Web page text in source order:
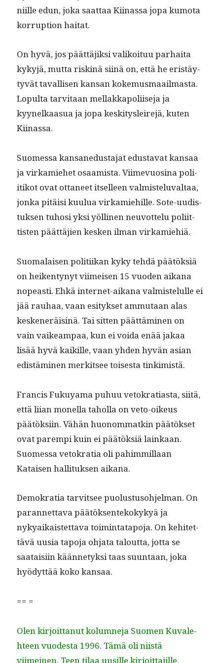
niille edun, joka saat­taa Kiinas­sa jopa kumo­ta
kor­rup­tion haitat.
On hyvä, jos päät­täjik­si valikoituu parhai­ta
kykyjä, mut­ta riskinä siinä on, että he eristäy­
tyvät taval­lisen kansan koke­mus­maail­mas­ta.
Lop­ul­ta tarvi­taan mel­lakkapoli­ise­ja ja
kyynelka­a­sua ja jopa keski­tysleire­jä, kuten
Kiinassa.
Suomes­sa kansane­dus­ta­jat edus­ta­vat kansaa
ja virkamiehet osaamista. Viime­vu­osi­na poli­
itikot ovat otta­neet itselleen valmis­telu­val­taa,
jon­ka pitäisi kuu­lua virkamiehille. Sote-uud­is­
tuk­sen tuhosi yksi yölli­nen neu­vot­telu poli­it­
tis­ten päät­täjien kesken ilman virkamiehiä.
Suo­ma­laisen poli­ti­ikan kyky tehdä päätök­siä
on heiken­tynyt viimeisen 15 vuo­den aikana
nopeasti. Ehkä inter­net-aikana valmis­telulle ei
jää rauhaa, vaan esi­tyk­set ammu­taan alas
kesken­eräis­inä. Tai sit­ten päät­tämi­nen on
vain vaikeam­paa, kun ei voi­da enää jakaa
lisää hyvä kaikille, vaan yhden hyvän asian
edis­tämi­nen merk­it­see tois­es­ta tinkimistä.
Fran­cis Fukuya­ma puhuu vetokra­ti­as­ta, siitä,
että liian monel­la tahol­la on veto-oikeus
päätök­si­in. Vähän huonom­matkin päätök­set
ovat parem­pi kuin ei päätök­siä lainkaan.
Suomes­sa vetokra­tia oli pahim­mil­laan
Kataisen hal­li­tuk­sen aikana.
Demokra­tia tarvit­see puo­lus­tu­so­hjel­man. On
paran­net­ta­va päätök­sen­tekokykyä ja
nykyaikaistet­ta­va toim­intat­apo­ja. On kehitet­
tävä uusia tapo­ja ohja­ta talout­ta, jot­ta se
saataisi­in kään­netyk­si taas suun­taan, joka
hyödyt­tää koko kansaa.
== =
Olen kir­joit­tanut kolum­ne­ja Suomen Kuvale­
hteen vuodes­ta 1996. Tämä oli niistä
viimeinen. Teen tilaa uusille kirjoittajille.